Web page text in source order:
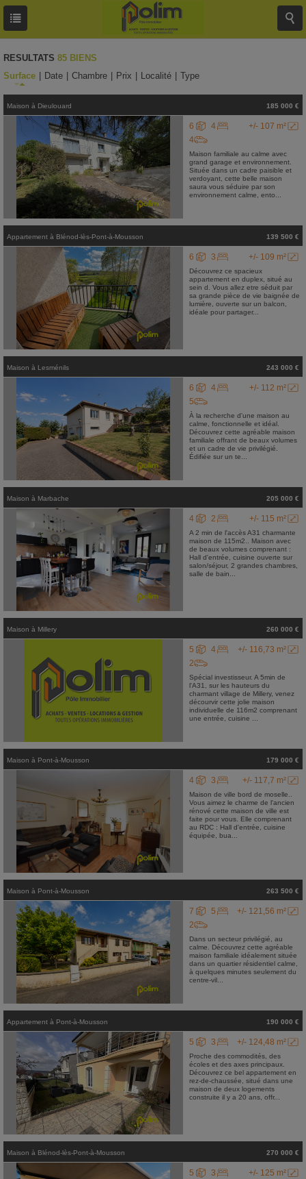
RESULTATS 85 BIENS
Surface
Date Chambre Prix Localité Type
Maison à Dieulouard 185 000 €
+/- 107 m²
6
4
4
Maison familiale au calme avec
grand garage et environnement.
Située dans un cadre paisible et
verdoyant, cette belle maison
saura vous séduire par son
environnement calme, ento...
Appartement à Blénod-lès-Pont-à-Mousson 139 500 €
+/- 109 m²
6 3
Découvrez ce spacieux
appartement en duplex, situé au
sein d. Vous allez etre séduit par
sa grande pièce de vie baignée de
lumière, ouverte sur un balcon,
idéale pour partager...
Maison à Lesménils 243 000 €
+/- 112 m²
6
4
5
À la recherche d'une maison au
calme, fonctionnelle et idéal.
Découvrez cette agréable maison
familiale offrant de beaux volumes
et un cadre de vie privilégié.
Édifiée sur un te...
Maison à Marbache 205 000 €
+/- 115 m²
4 2
A 2 min de l'accès A31 charmante
maison de 115m2.. Maison avec
de beaux volumes comprenant :
Hall d'entrée, cuisine ouverte sur
salon/séjour, 2 grandes chambres,
salle de bain...
Maison à Millery 260 000 €
+/- 116,73 m²
5
4
2
Spécial investisseur. A 5min de
l'A31, sur les hauteurs du
charmant village de Millery, venez
décourvir cette jolie maison
individuelle de 116m2 comprenant
une entrée, cuisine ...
Maison à Pont-à-Mousson 179 000 €
+/- 117,7 m²
4 3
Maison de ville bord de moselle..
Vous aimez le charme de l'ancien
rénové cette maison de ville est
faite pour vous. Elle comprenant
au RDC : Hall d'entrée, cuisine
équipée, bua...
Maison à Pont-à-Mousson 263 500 €
+/- 121,56 m²
7
5
2
Dans un secteur privilégié, au
calme. Découvrez cette agréable
maison familiale idéalement située
dans un quartier résidentiel calme,
à quelques minutes seulement du
centre-vil...
Appartement à Pont-à-Mousson 190 000 €
+/- 124,48 m²
5 3
Proche des commodités, des
écoles et des axes principaux.
Découvrez ce bel appartement en
rez-de-chaussée, situé dans une
maison de deux logements
construite il y a 20 ans, offr...
Maison à Blénod-lès-Pont-à-Mousson 270 000 €
+/- 125 m²
5
3